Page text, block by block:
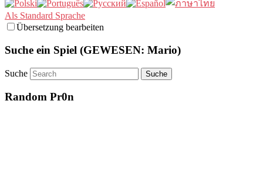
Als Standard Sprache
Übersetzung bearbeiten
Suche ein Spiel (GEWESEN: Mario)
Suche
Random Pr0n